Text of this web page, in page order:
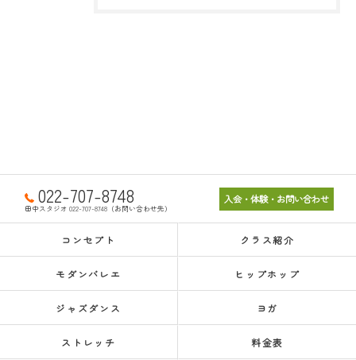
022-707-8748
田中スタジオ 022-707-8748（お問い合わせ先）
入会・体験・お問い合わせ
コンセプト クラス紹介
モダンバレエ ヒップホップ
ジャズダンス ヨガ
ストレッチ 料金表